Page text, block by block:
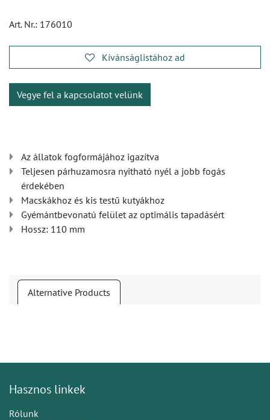
Art. Nr.: 176010
Kívánságlistához ad
Vegye fel a kapcsolatot velünk
Az állatok fogformájához igazítva
Teljesen párhuzamosra nyitható nyél a jobb fogás
érdekében
Macskákhoz és kis testű kutyákhoz
Gyémántbevonatú felület az optimális tapadásért
Hossz: 110 mm
Alternative Products
Hasznos linkek
Rólunk